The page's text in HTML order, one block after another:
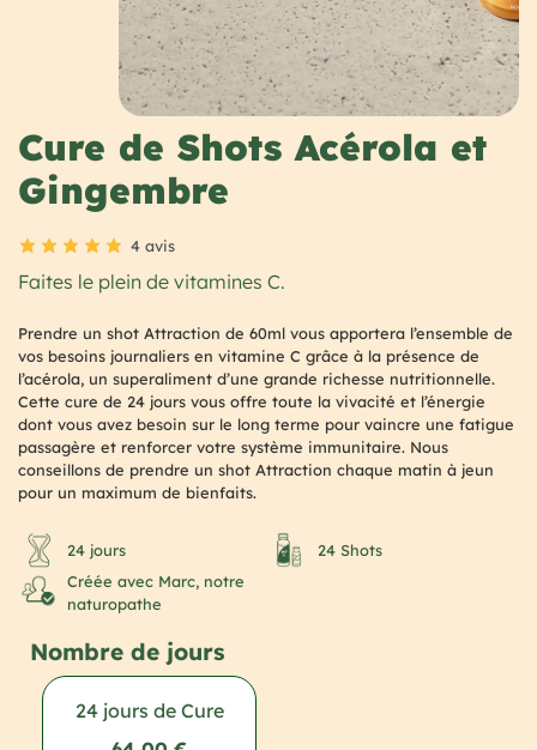
Cure de Shots Acérola et
Gingembre
4 avis
Faites le plein de vitamines C.
Prendre un shot Attraction de 60ml vous apportera l’ensemble de
vos besoins journaliers en vitamine C grâce à la présence de
l’acérola, un superaliment d’une grande richesse nutritionnelle.
Cette cure de 24 jours vous offre toute la vivacité et l’énergie
dont vous avez besoin sur le long terme pour vaincre une fatigue
passagère et renforcer votre système immunitaire. Nous
conseillons de prendre un shot Attraction chaque matin à jeun
pour un maximum de bienfaits.
24 jours
24 Shots
Créée avec Marc, notre
naturopathe
Nombre de jours
24 jours de Cure